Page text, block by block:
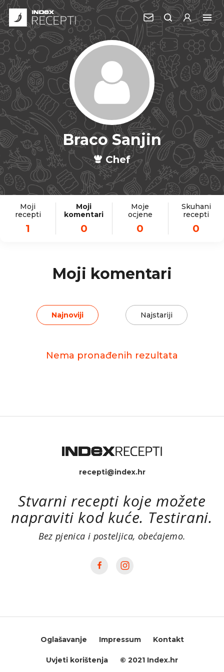
Braco Sanjin
Chef
Moji
recepti
1
Moji
komentari
0
Moje
ocjene
0
Skuhani
recepti
0
Moji komentari
Najnoviji Najstariji
Nema pronađenih rezultata
recepti@index.hr
Stvarni recepti koje možete
napraviti kod kuće. Testirani.
Bez pjenica i posteljica, obećajemo.
Oglašavanje Impressum Kontakt
Uvjeti korištenja © 2021 Index.hr